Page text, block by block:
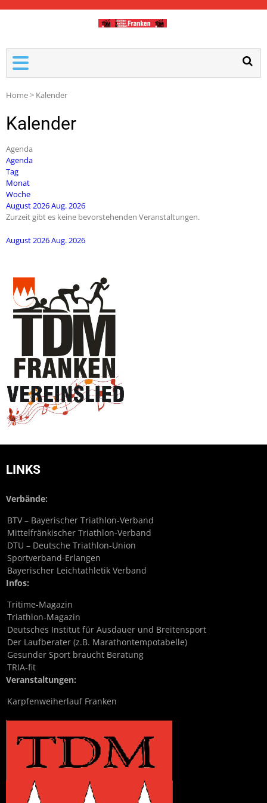
Home> Kalender
Kalender
Agenda
Agenda
Tag
Monat
Woche
August 2026Aug. 2026
Zurzeit gibt es keine bevorstehenden Veranstaltungen.
August 2026Aug. 2026
LINKS
Verbände:
BTV – Bayerischer Triathlon-Verband
Mittelfränkischer Triathlon-Verband
DTU – Deutsche Triathlon-Union
Sportverband-Erlangen
Bayerischer Leichtathletik Verband
Infos:
Tritime-Magazin
Triathlon-Magazin
Deutsches Institut für Ausdauer und Breitensport
Der Laufberater (z.B. Marathontempotabelle)
Gesunder Sport braucht Beratung
TRIA-fit
Veranstaltungen:
Karpfenweiherlauf Franken